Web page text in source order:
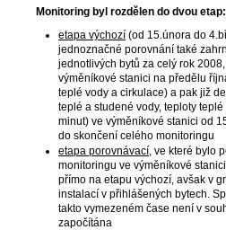
Monitoring byl rozdělen do dvou etap:
etapa výchozí (od 15.února do
jednoznačné porovnání také
jednotlivých bytů za celý rok
výměníkové stanici na předělu
teplé vody a cirkulace) a pak již
teplé a studené vody, teploty
minut) ve výměníkové stanici od
do skončení celého monitoringu
etapa porovnávací , ve které bylo
monitoringu ve výměníkové
přímo na etapu výchozí, avšak v
instalací v přihlášených bytech.
takto vymezeném čase není v
započítána